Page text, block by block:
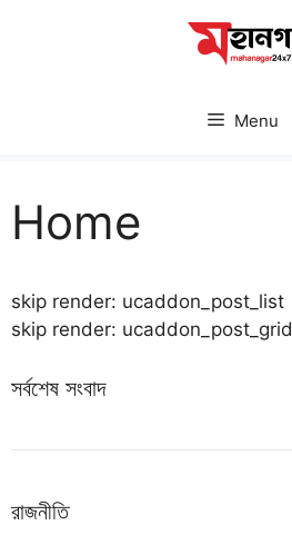
Menu
Home
skip render: ucaddon_post_list
skip render: ucaddon_post_grid
সর্বশেষ সংবাদ
রাজনীতি